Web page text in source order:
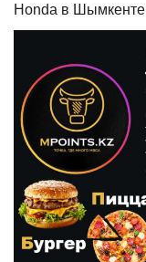
Honda в Шымкенте